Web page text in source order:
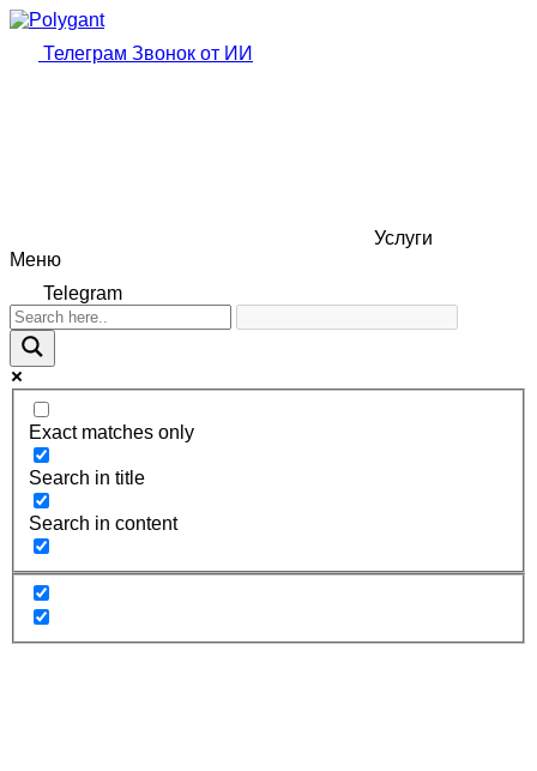
Телеграм Звонок от ИИ
Услуги
Меню
Telegram
Exact matches only
Search in title
Search in content